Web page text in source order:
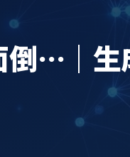
倒…｜